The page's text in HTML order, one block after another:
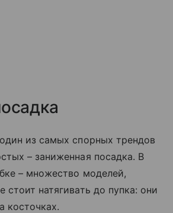
из самых спорных трендов
– заниженная посадка. В
– множество моделей,
стоит натягивать до пупка: они
косточках.